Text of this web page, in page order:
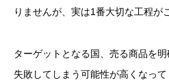
りませんが、実は1番大切な工程が
ターゲットとなる国、売る商品を
失敗してしまう可能性が高くなって